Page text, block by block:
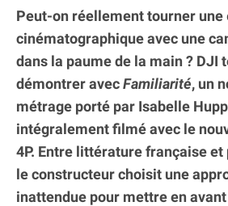
Peut-on réellement tourner
cinématographique avec une
dans la paume de la main ? DJI
démontrer avecFamiliarité, un
métrage porté par Isabelle
intégralement filmé avec le
4P. Entre littérature française et
le constructeur choisit une
inattendue pour mettre en